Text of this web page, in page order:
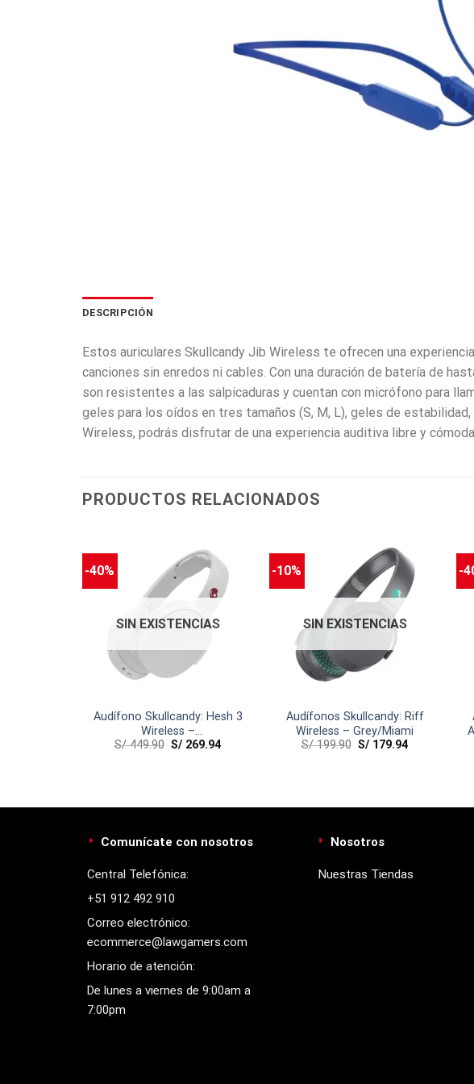
DESCRIPCIÓN
Estos auriculares Skullcandy Jib Wireless te ofrecen una
canciones sin enredos ni cables. Con una duración de batería de
son resistentes a las salpicaduras y cuentan con micrófono para
geles para los oídos en tres tamaños (S, M, L), geles de
Wireless, podrás disfrutar de una experiencia auditiva libre y
PRODUCTOS RELACIONADOS
-40%
SIN EXISTENCIAS
Audífono Skullcandy: Hesh 3
Wireless –
Vice/Gray/Crimson
S/449.90 S/ 269.94
-10%
SIN EXISTENCIAS
Audífonos Skullcandy: Riff
Wireless – Grey/Miami
S/199.90 S/ 179.94
-
Comunícate con nosotros
Central Telefónica:
+51 912 492 910
Correo electrónico:
ecommerce@lawgamers.com
Horario de atención:
De lunes a viernes de 9:00am a
7:00pm
Nosotros
Nuestras Tiendas